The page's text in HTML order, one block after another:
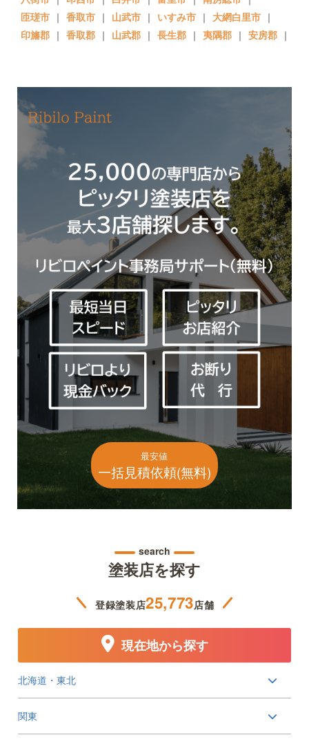
匝瑳市 ｜ 香取市 ｜ 山武市 ｜ いすみ市 ｜ 大網白里市 ｜
印旛郡 ｜ 香取郡 ｜ 山武郡 ｜ 長生郡 ｜ 夷隅郡 ｜ 安房郡 ｜
最安値
一括見積依頼(無料)
search
塗装店を探す
登録塗装店25,773店舗
北海道・東北
関東
現在地から探す